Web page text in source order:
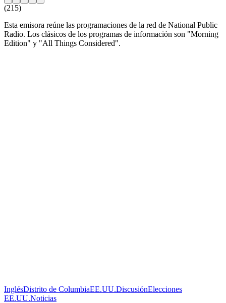
(215)
Esta emisora reúne las programaciones de la red de National Public
Radio. Los clásicos de los programas de información son "Morning
Edition" y "All Things Considered".
InglésDistrito de ColumbiaEE.UU.DiscusiónElecciones
EE.UU.Noticias